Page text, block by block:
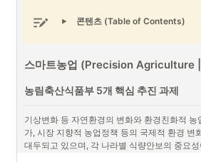
콘텐츠 (Table of Contents)
스마트농업 (Precision Agriculture
농림축산식품부 5개 핵심 추진 과제
기상변화 등 자연환경의 변화와 환경친화적 농
가, 시장 지향적 농업정책 등의 국제적 환경 변
대두되고 있으며, 각 나라별 식량안보의 중요